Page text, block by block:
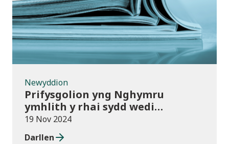
Newyddion
Prifysgolion yng Nghymru
ymhlith y rhai sydd wedi
mabwysiadu’r polisïau arfer
gorau ar gwmnïau deillio
19 Nov 2024
Darllen